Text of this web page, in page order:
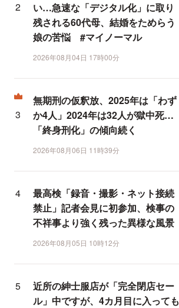
い…急速な「デジタル化」に取り
残される60代母、結婚をためらう
娘の苦悩 #マイノーマル
2026年08月04日 17時00分
無期刑の仮釈放、2025年は「わず
か4人」2024年は32人が獄中死…
「終身刑化」の傾向続く
2026年08月06日 11時39分
最高検「録音・撮影・ネット接続
禁止」記者会見に初参加、検事の
不祥事より強く残った異様な風景
2026年08月05日 10時12分
近所の紳士服店が「完全閉店セー
ル」中ですが、4カ月目に入っても